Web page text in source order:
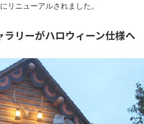
リニューアルされました。
ラリーがハロウィーン仕様へ